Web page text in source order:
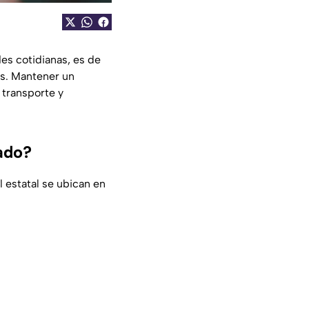
cotidianas, es de
Mantener un
y
estatal se ubican en